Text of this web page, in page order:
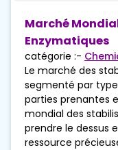
Marché
Enzymatiques
catégorie :-
Le marché des
segmenté par
parties prenantes
mondial des
prendre le dessus
ressource